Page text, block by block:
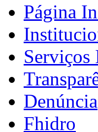
Página
Serviços
Denúncia
Fhidro